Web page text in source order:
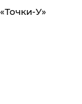
У»